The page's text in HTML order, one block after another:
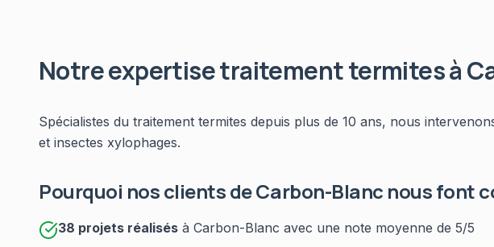
Notre expertisetraitement termitesà
Spécialistes du traitement termites depuis plus de 10 ans, nous
et insectes xylophages.
Pourquoi nos clients deCarbon-Blanc nous font
38 projets réalisés à Carbon-Blanc avec une note moyenne de 5/5